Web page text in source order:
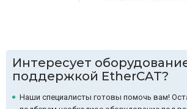
Интересует
поддержкой EtherCAT?
Наши специалисты готовы помочь вам!